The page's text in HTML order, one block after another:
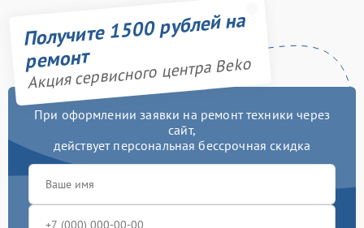
Получите 1500 рублей на
ремонт
Акция сервисного центра Beko
При оформлении заявки на ремонт техники через
сайт,
действует персональная бессрочная скидка